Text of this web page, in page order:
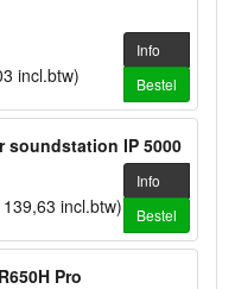
incl.btw)
Info
Bestel
soundstation IP 5000
139,63 incl.btw)
Info
Bestel
Pro